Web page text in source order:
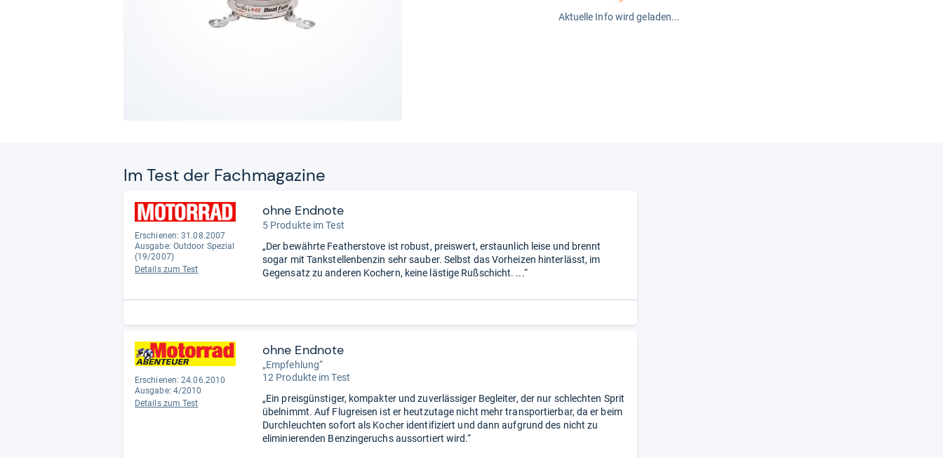
Aktuelle Info wird geladen...
Im Test der Fach­ma­ga­zine
Erschienen: 31.08.2007
Ausgabe: Outdoor Spezial
(19/2007)
Details zum Test
ohne Endnote
5 Produkte im Test
„Der bewährte Featherstove ist robust, preiswert, erstaunlich leise und brennt
sogar mit Tankstellenbenzin sehr sauber. Selbst das Vorheizen hinterlässt, im
Gegensatz zu anderen Kochern, keine lästige Rußschicht. ...“
Erschienen: 24.06.2010
Ausgabe: 4/2010
Details zum Test
ohne Endnote
„Empfehlung“
12 Produkte im Test
„Ein preisgünstiger, kompakter und zuverlässiger Begleiter, der nur schlechten Sprit
übelnimmt. Auf Flugreisen ist er heutzutage nicht mehr transportierbar, da er beim
Durchleuchten sofort als Kocher identifiziert und dann aufgrund des nicht zu
eliminierenden Benzingeruchs aussortiert wird.“